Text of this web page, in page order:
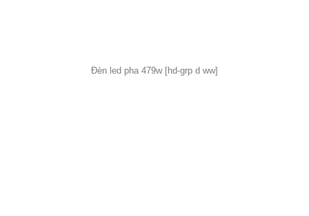
Đèn led pha 479w [hd-grp d ww]